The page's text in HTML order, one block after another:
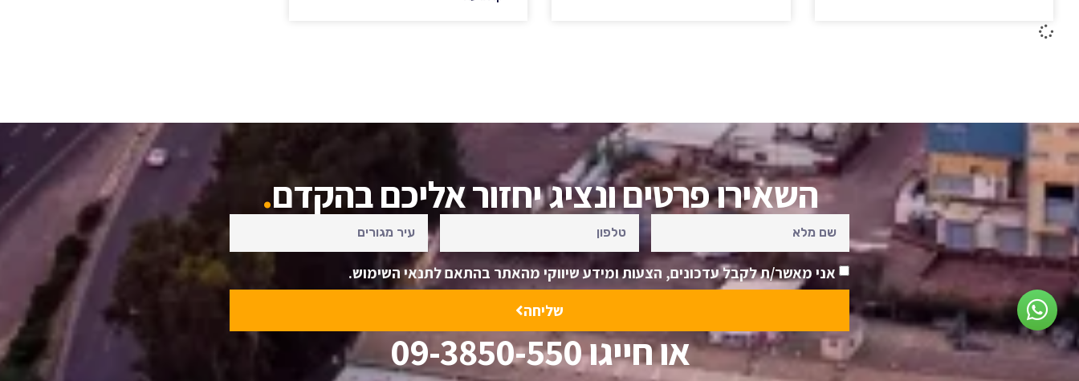
השאירו פרטים ונציג יחזור אליכם בהקדם.
אני מאשר/ת לקבל עדכונים, הצעות ומידע שיווקי מהאתר בהתאם לתנאי השימוש.
שליחה
או חייגו 09-3850-550